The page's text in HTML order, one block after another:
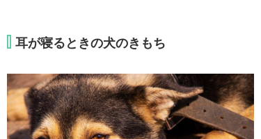
耳が寝るときの犬のきもち